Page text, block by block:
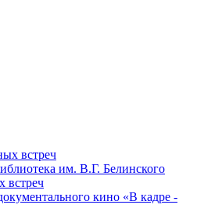
им. В.Г. Белинского
встреч